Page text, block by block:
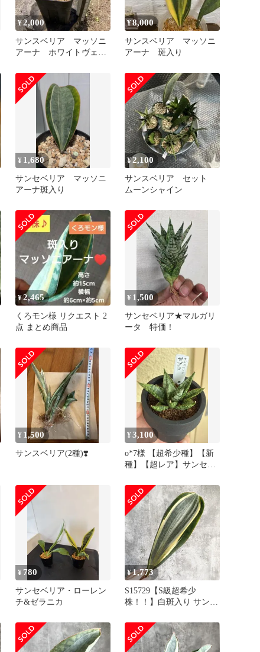
¥2,000
サンスベリア マッソニ
アーナ ホワイトヴェア
¥8,000
サンスベリア マッソニ
アーナ 斑入り
¥ 1,680
サンセベリア マッソニ
アーナ斑入り
¥2,100
サンスベリア セット
ムーンシャイン
¥2,465
くろモン様 リクエスト 2
点 まとめ商品
¥ 1,500
サンセベリア★マルガリ
ータ 特価！
¥ 1,500
サンスベリア(2種)❣️
¥3,100
o*7様 【超希少種】【新
種】【超レア】サンセベ
¥ 780
サンセベリア・ローレン
チ&ゼラニカ
¥1,773
S15729【S級超希少
株！！】白斑入り サンス
ホワイト ヴァエリガータ
斑入り ( ユーフォルビア
サンセベリア )